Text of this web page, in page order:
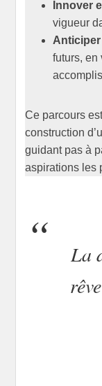
Innover
vigueur
futurs, en
Ce parcours
construction
guidant pas à
aspirations les
La